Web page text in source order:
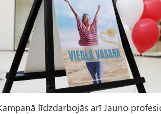
līdzdarbojās arī Jauno